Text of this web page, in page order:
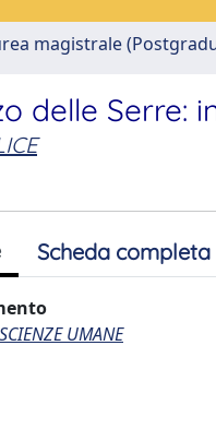
magistrale
delle Serre:
Scheda completa
UMANE